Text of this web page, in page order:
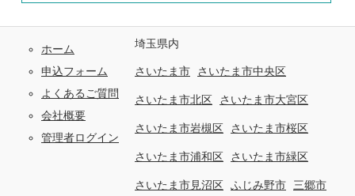
ホーム
申込フォーム
よくあるご質問
会社概要
管理者ログイン
埼玉県内
さいたま市 さいたま市中央区
さいたま市北区 さいたま市大宮区
さいたま市岩槻区 さいたま市桜区
さいたま市浦和区 さいたま市緑区
さいたま市見沼区 ふじみ野市 三郷市